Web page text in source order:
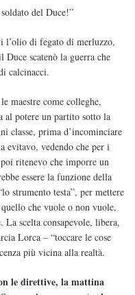
del Duce!”
l’olio di fegato di merluzzo,
Duce scatenò la guerra che
calcinacci.
maestre come colleghe,
al potere un partito sotto la
classe, prima d’incominciare
evitavo, vedendo che per i
ritenevo che imporre un
essere la funzione della
strumento testa”, per mettere
che vuole o non vuole,
scelta consapevole, libera,
Lorca – “toccare le cose
più vicina alla realtà.
le direttive, la mattina